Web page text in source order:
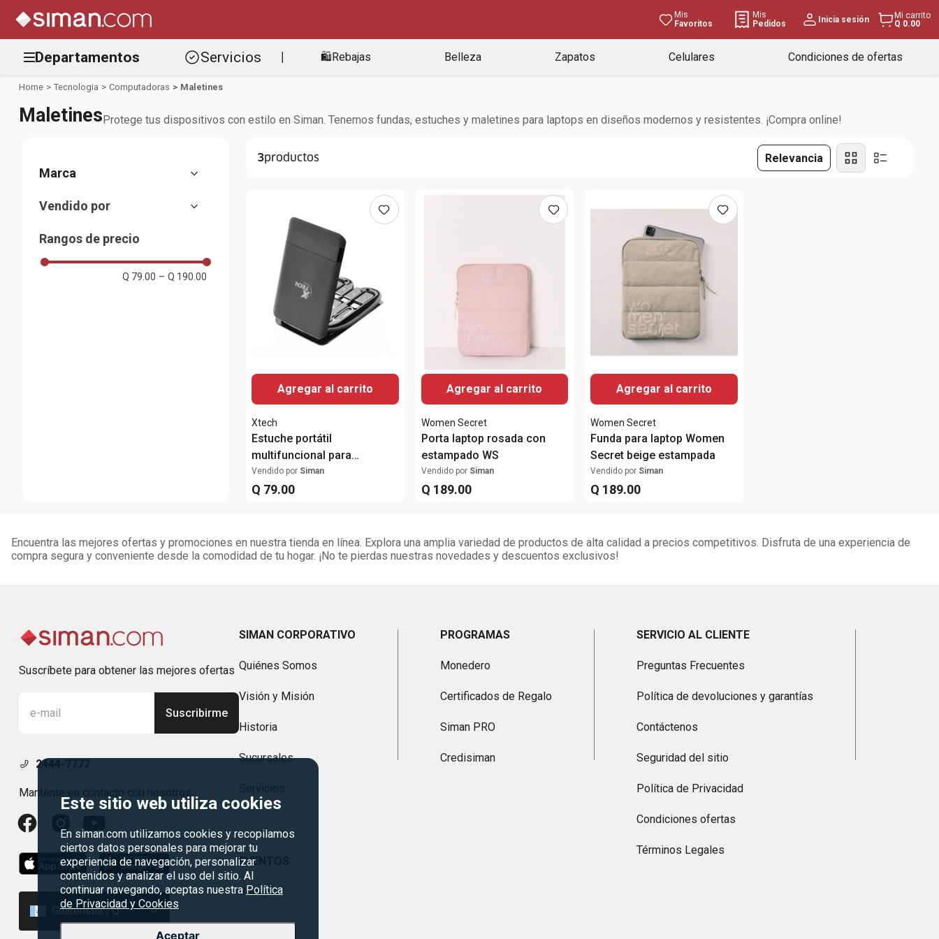
Mis
Favoritos
Mis
Pedidos
Inicia sesión
Mi carrito
Q 0.00
Departamentos Servicios 🛍️Rebajas Belleza Zapatos Celulares Condiciones de ofertas
Este sitio web utiliza cookies
En siman.com utilizamos cookies y recopilamos
ciertos datos personales para mejorar tu
experiencia de navegación, personalizar
contenidos y analizar el uso del sitio. Al
continuar navegando, aceptas nuestra Política
de Privacidad y Cookies
Aceptar
Tecnologia Computadoras Maletines
MaletinesProtege tus dispositivos con estilo en Siman. Tenemos fundas, estuches y maletines para laptops en diseños modernos y resistentes. ¡Compra online!
Xtech
Vendido por
Rangos de precio
Q 79.00 – Q 190.00
3 Relevancia
Agregar al carrito
Xtech
Estuche portátil
multifuncional para
almacenamiento
Vendido por Siman
Q 79.00
Agregar al carrito
Women Secret
Porta laptop rosada con
estampado WS
Vendido por Siman
Q 189.00
Agregar al carrito
Women Secret
Funda para laptop Women
Secret beige estampada
Vendido por Siman
Q 189.00
Encuentra las mejores ofertas y promociones en nuestra tienda en línea. Explora una amplia variedad de productos de alta calidad a precios competitivos. Disfruta de una experiencia de
compra segura y conveniente desde la comodidad de tu hogar. ¡No te pierdas nuestras novedades y descuentos exclusivos!
Suscríbete para obtener las mejores ofertas
Suscribirme
2444-7777
Manténte en contacto con nosotros
Guatemala | Q
SIMAN CORPORATIVO
Quiénes Somos
Visión y Misión
Historia
Sucursales
PROGRAMAS
Monedero
Certificados de Regalo
Siman PRO
Credisiman
SERVICIO AL CLIENTE
Preguntas Frecuentes
Política de devoluciones y garantías
Contáctenos
Seguridad del sitio
Política de Privacidad
Condiciones ofertas
Términos Legales
EVENTOS
Rebajas